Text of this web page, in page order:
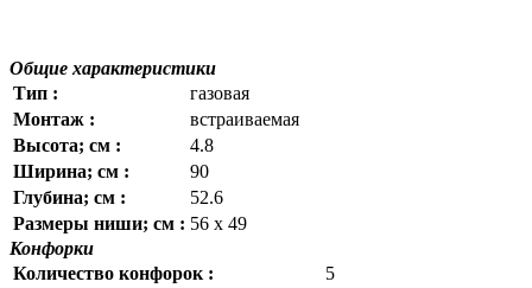
Общие характеристики
Тип :
газовая
Монтаж :
встраиваемая
Высота; см :
4.8
Ширина; см :
90
Глубина; см :
52.6
Размеры ниши; см : 56 х 49
Конфорки
Количество конфорок :
5